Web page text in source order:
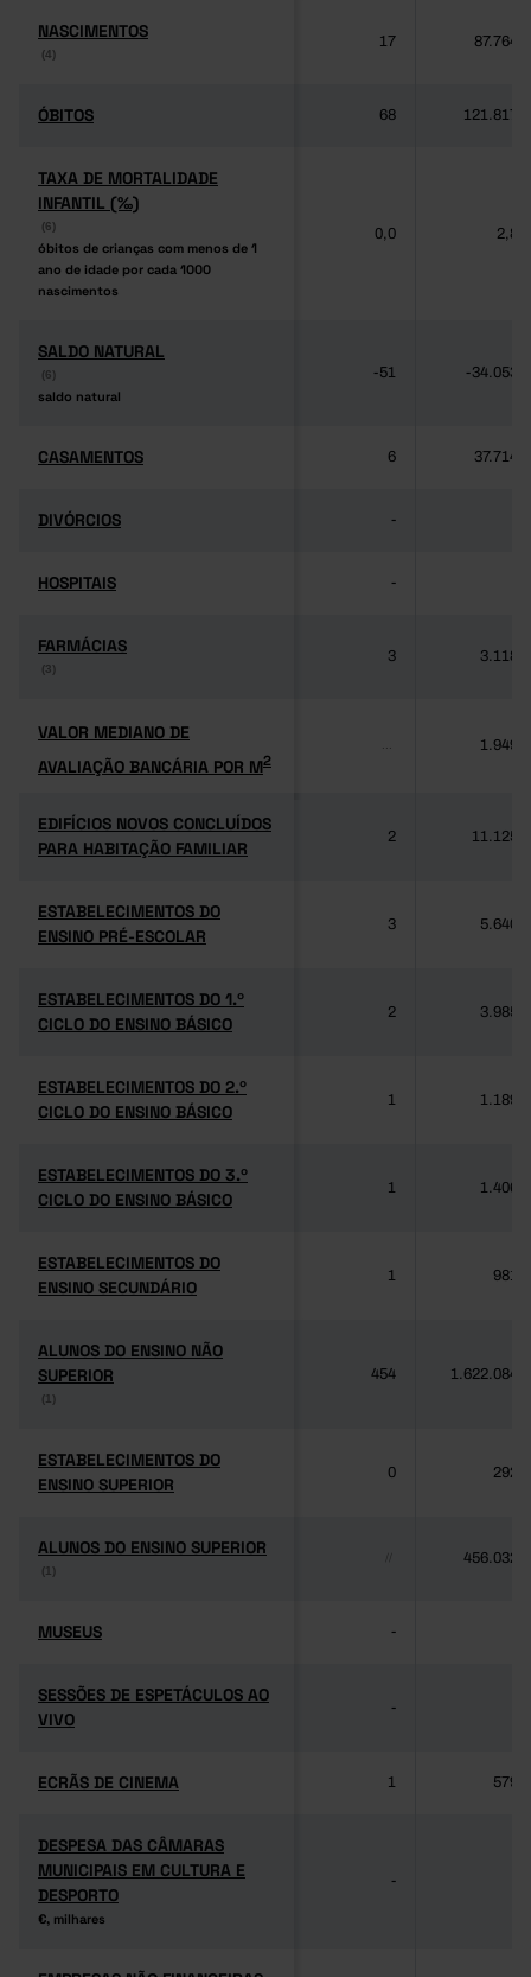
NASCIMENTOS
(4)
NASCIMENTOS
(4)
17 87.764
ÓBITOS
ÓBITOS 68 121.817
TAXA DE MORTALIDADE
INFANTIL (‰)
(6)
óbitos de crianças com menos de 1
ano de idade por cada 1000
nascimentos
TAXA DE MORTALIDADE
INFANTIL (‰)
(6)
óbitos de crianças com menos de 1
ano de idade por cada 1000
nascimentos
0,0 2,8
SALDO NATURAL
(6)
saldo natural
SALDO NATURAL
(6)
saldo natural
-51 -34.053
CASAMENTOS
CASAMENTOS 6 37.714
DIVÓRCIOS
DIVÓRCIOS -
HOSPITAIS
HOSPITAIS -
FARMÁCIAS
(3)
FARMÁCIAS
(3)
3 3.118
VALOR MEDIANO DE
AVALIAÇÃO BANCÁRIA POR M2
VALOR MEDIANO DE
AVALIAÇÃO BANCÁRIA POR M2
1.949
EDIFÍCIOS NOVOS CONCLUÍDOS
PARA HABITAÇÃO FAMILIAR
EDIFÍCIOS NOVOS CONCLUÍDOS
PARA HABITAÇÃO FAMILIAR
2 11.125
ESTABELECIMENTOS DO
ENSINO PRÉ-ESCOLAR
ESTABELECIMENTOS DO
ENSINO PRÉ-ESCOLAR
3 5.640
ESTABELECIMENTOS DO 1.º
CICLO DO ENSINO BÁSICO
ESTABELECIMENTOS DO 1.º
CICLO DO ENSINO BÁSICO
2 3.985
ESTABELECIMENTOS DO 2.º
CICLO DO ENSINO BÁSICO
ESTABELECIMENTOS DO 2.º
CICLO DO ENSINO BÁSICO
1 1.189
ESTABELECIMENTOS DO 3.º
CICLO DO ENSINO BÁSICO
ESTABELECIMENTOS DO 3.º
CICLO DO ENSINO BÁSICO
1 1.406
ESTABELECIMENTOS DO
ENSINO SECUNDÁRIO
ESTABELECIMENTOS DO
ENSINO SECUNDÁRIO
1 981
ALUNOS DO ENSINO NÃO
SUPERIOR
(1)
ALUNOS DO ENSINO NÃO
SUPERIOR
(1)
454 1.622.084
ESTABELECIMENTOS DO
ENSINO SUPERIOR
ESTABELECIMENTOS DO
ENSINO SUPERIOR
0 292
ALUNOS DO ENSINO SUPERIOR
(1)
ALUNOS DO ENSINO SUPERIOR
(1)
456.032
MUSEUS
MUSEUS -
SESSÕES DE ESPETÁCULOS AO
VIVO
SESSÕES DE ESPETÁCULOS AO
VIVO
-
ECRÃS DE CINEMA
ECRÃS DE CINEMA 1 579
DESPESA DAS CÂMARAS
MUNICIPAIS EM CULTURA E
DESPORTO
€, milhares
DESPESA DAS CÂMARAS
MUNICIPAIS EM CULTURA E
DESPORTO
€, milhares
-